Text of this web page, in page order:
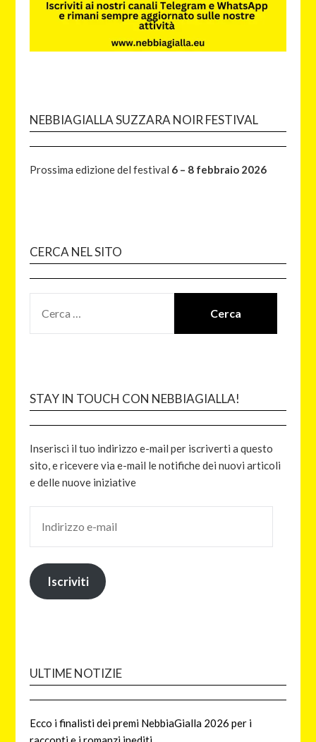
NEBBIAGIALLA SUZZARA NOIR FESTIVAL
Prossima edizione del festival 6 – 8 febbraio 2026
CERCA NEL SITO
STAY IN TOUCH CON NEBBIAGIALLA!
Inserisci il tuo indirizzo e-mail per iscriverti a questo
sito, e ricevere via e-mail le notifiche dei nuovi articoli
e delle nuove iniziative
Iscriviti
ULTIME NOTIZIE
Ecco i finalisti dei premi NebbiaGialla 2026 per i